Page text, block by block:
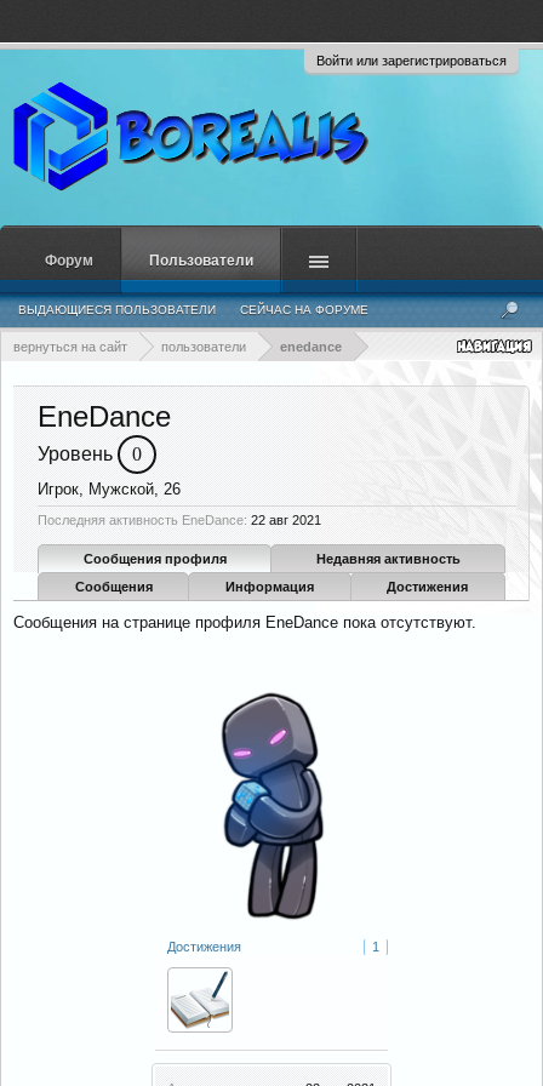
Войти или зарегистрироваться
вернуться на сайт пользователи enedance
Достижения 1
EneDance
Уровень 0
Игрок, Мужской, 26
Последняя активность EneDance: 22 авг 2021
Сообщения профиля
Недавняя активность
Сообщения
Информация Достижения
Сообщения на странице профиля EneDance пока отсутствуют.
Форум Пользователи
ВЫДАЮЩИЕСЯ ПОЛЬЗОВАТЕЛИ СЕЙЧАС НА ФОРУМЕ
НЕДАВНЯЯ АКТИВНОСТЬ НОВЫЕ СООБЩЕНИЯ ПРОФИЛЯ